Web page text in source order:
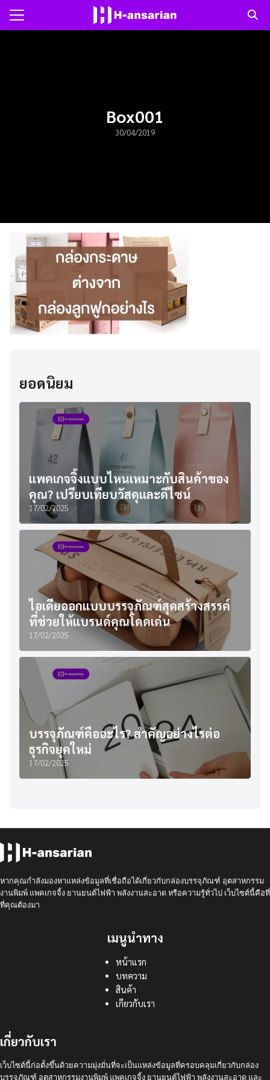
Skip
Box001
30/04/2019
ยอดนิยม
แพคเกจจิ้งแบบไหนเหมาะกับสินค้าของ
คุณ? เปรียบเทียบวัสดุและดีไซน์
17/02/2025
ไอเดียออกแบบบรรจุภัณฑ์สุดสร้างสรรค์
ที่ช่วยให้แบรนด์คุณโดดเด่น
17/02/2025
บรรจุภัณฑ์คืออะไร? สำคัญอย่างไรต่อ
ธุรกิจยุคใหม่
17/02/2025
หากคุณกำลังมองหาแหล่งข้อมูลที่เชื่อถือได้เกี่ยวกับกล่องบรรจุภัณฑ์ อุตสาหกรรม
งานพิมพ์ แพคเกจจิ้ง ยานยนต์ไฟฟ้า พลังงานสะอาด หรือความรู้ทั่วไป เว็บไซต์นี้คือที่
ที่คุณต้องมา
เมนูนำทาง
หน้าแรก
บทความ
สินค้า
เกียวกับเรา
เกี่ยวกับเรา
เว็บไซต์นี้ก่อตั้งขึ้นด้วยความมุ่งมั่นที่จะเป็นแหล่งข้อมูลที่ครอบคลุมเกี่ยวกับกล่อง
บรรจุภัณฑ์ อุตสาหกรรมงานพิมพ์ แพคเกจจิ้ง ยานยนต์ไฟฟ้า พลังงานสะอาด และ